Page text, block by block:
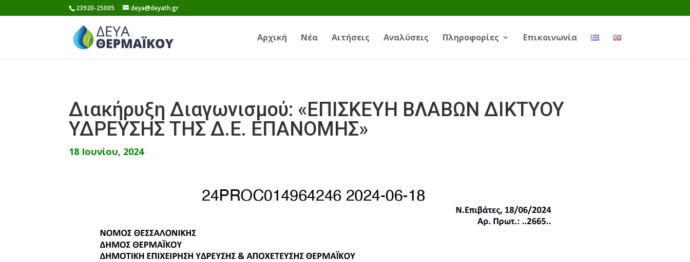
to
23920-25005 deya@deyath.gr
Αρχική Νέα Αιτήσεις Αναλύσεις Πληροφορίες Επικοινωνία
Διακήρυξη Διαγωνισμού: «ΕΠΙΣΚΕΥΗ ΒΛΑΒΩΝ ΔΙΚΤΥΟΥ
ΥΔΡΕΥΣΗΣ ΤΗΣ Δ.Ε. ΕΠΑΝΟΜΗΣ»
18 Ιουνίου, 2024